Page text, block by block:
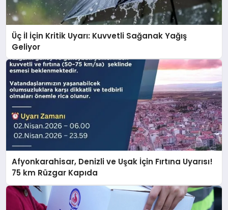
EKONOMI
HABERLER
MAGAZIN
SAĞLIK
SPOR
Üç İl İçin Kritik Uyarı: Kuvvetli Sağanak Yağış
Geliyor
Afyonkarahisar, Denizli ve Uşak İçin Fırtına Uyarısı!
75 km Rüzgar Kapıda